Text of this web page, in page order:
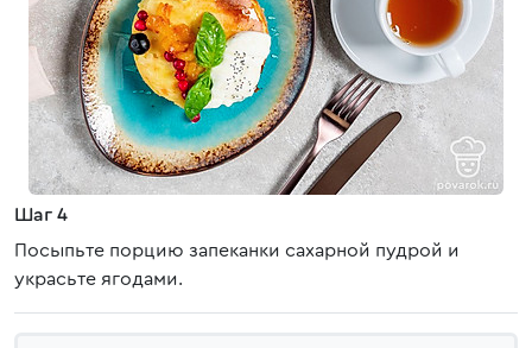
Шаг 4
Посыпьте порцию запеканки сахарной пудрой и
украсьте ягодами.